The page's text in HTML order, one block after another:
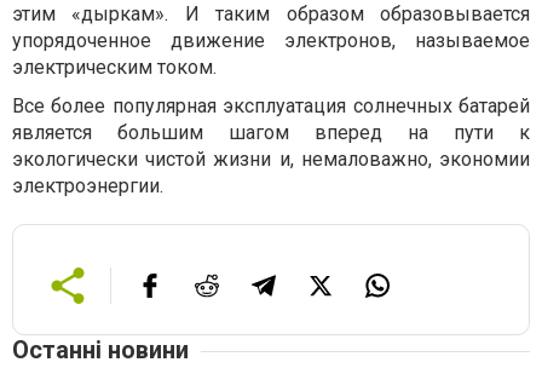
этим «дыркам». И таким образом образовывается
упорядоченное движение электронов, называемое
электрическим током.
Все более популярная эксплуатация солнечных батарей
является большим шагом вперед на пути к
экологически чистой жизни и, немаловажно, экономии
электроэнергии.
Останні новини